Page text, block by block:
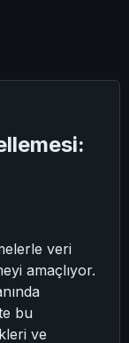
veri
amaçlıyor.
bu
ve